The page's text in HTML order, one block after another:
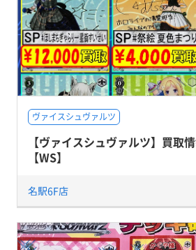
ヴァイスシュヴァルツ
【ヴァイスシュヴァルツ】買取
【WS】
名駅6F店